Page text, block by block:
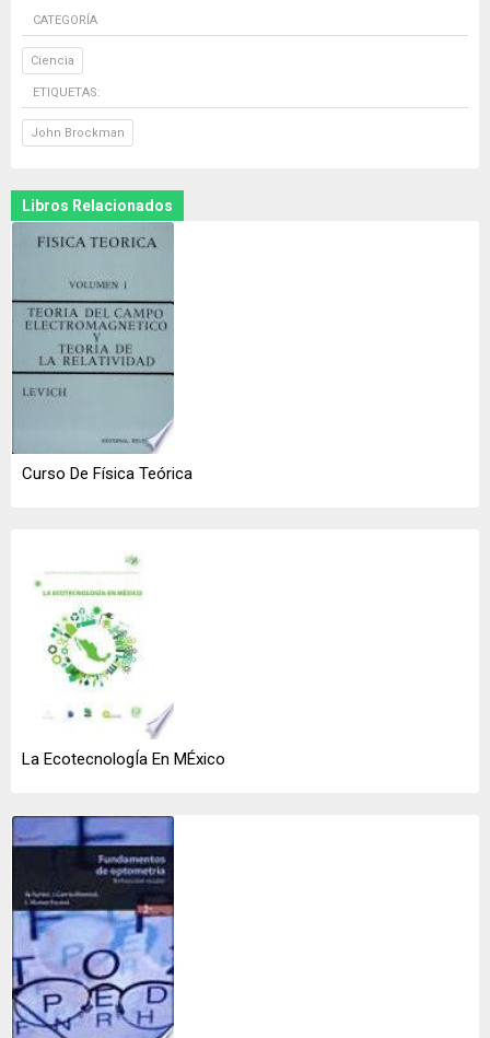
CATEGORÍA
Ciencia
ETIQUETAS:
John Brockman
Libros Relacionados
Curso De Física Teórica
La EcotecnologÍa En MÉxico